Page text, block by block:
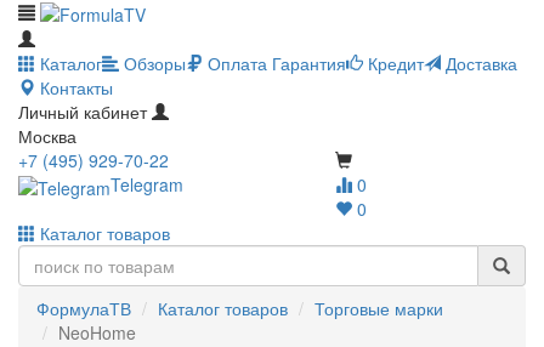
Каталог Обзоры Оплата Гарантия Кредит
Доставка
Контакты
Личный кабинет
Москва
0
0
+7 (495) 929-70-22
Telegram
Каталог товаров
ФормулаТВ Каталог товаров
Торговые марки
NeoHome